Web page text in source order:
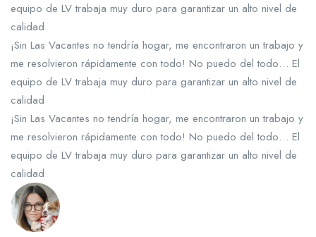
equipo de LV trabaja muy duro para garantizar un alto nivel de
calidad
¡Sin Las Vacantes no tendría hogar, me encontraron un trabajo y
me resolvieron rápidamente con todo! No puedo del todo… El
equipo de LV trabaja muy duro para garantizar un alto nivel de
calidad
¡Sin Las Vacantes no tendría hogar, me encontraron un trabajo y
me resolvieron rápidamente con todo! No puedo del todo… El
equipo de LV trabaja muy duro para garantizar un alto nivel de
calidad